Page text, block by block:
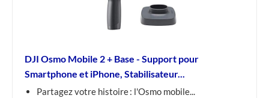
DJI Osmo Mobile 2 + Base - Support pour
Smartphone et iPhone, Stabilisateur...
Partagez votre histoire : l'Osmo mobile...